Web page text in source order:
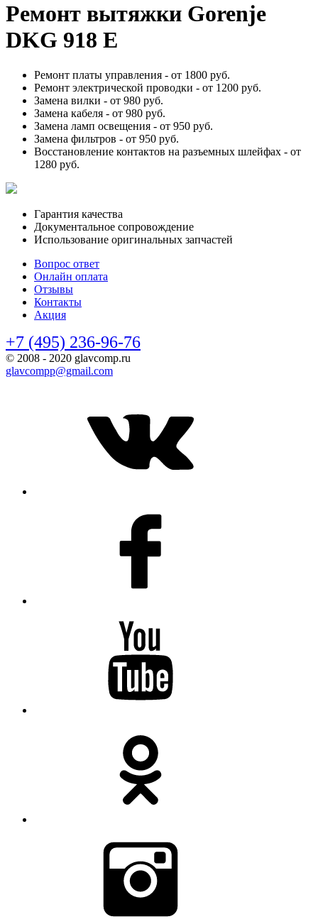
Ремонт вытяжки Gorenje
DKG 918 Е
Ремонт платы управления - от 1800 руб.
Ремонт электрической проводки - от 1200 руб.
Замена вилки - от 980 руб.
Замена кабеля - от 980 руб.
Замена ламп освещения - от 950 руб.
Замена фильтров - от 950 руб.
Восстановление контактов на разъемных шлейфах - от
1280 руб.
Гарантия качества
Документальное сопровождение
Использование оригинальных запчастей
Вопрос ответ
Онлайн оплата
Отзывы
Контакты
Акция
+7 (495) 236-96-76
© 2008 - 2020 glavcomp.ru
glavcompp@gmail.com